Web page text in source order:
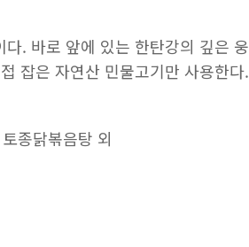
. 바로 앞에 있는 한탄강의 깊은
잡은 자연산 민물고기만 사용한다.
종닭볶음탕 외